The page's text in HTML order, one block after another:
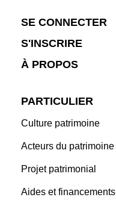
SE CONNECTER
S'INSCRIRE
À PROPOS
PARTICULIER
Culture patrimoine
Acteurs du patrimoine
Projet patrimonial
Aides et financements